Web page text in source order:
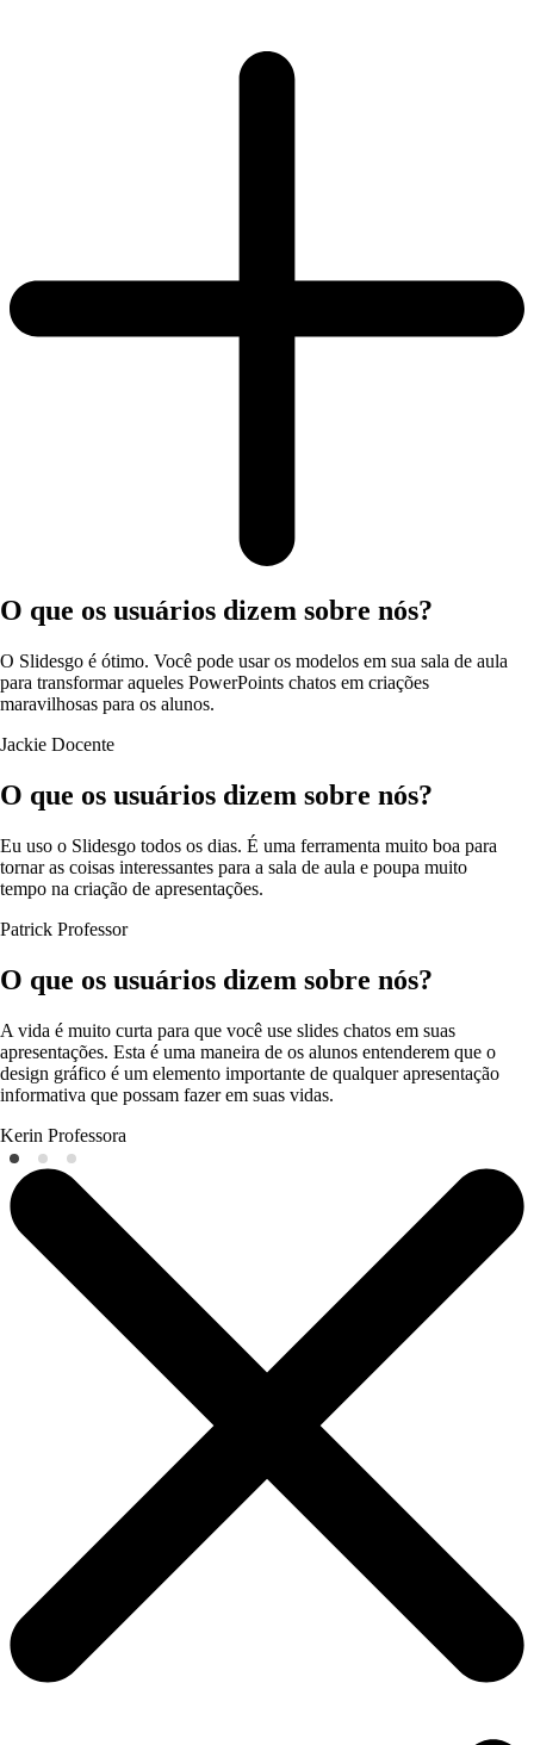
O que os usuários dizem sobre nós?
O Slidesgo é ótimo. Você pode usar os modelos em sua sala de aula
para transformar aqueles PowerPoints chatos em criações
maravilhosas para os alunos.
Jackie Docente
O que os usuários dizem sobre nós?
Eu uso o Slidesgo todos os dias. É uma ferramenta muito boa para
tornar as coisas interessantes para a sala de aula e poupa muito
tempo na criação de apresentações.
Patrick Professor
O que os usuários dizem sobre nós?
A vida é muito curta para que você use slides chatos em suas
apresentações. Esta é uma maneira de os alunos entenderem que o
design gráfico é um elemento importante de qualquer apresentação
informativa que possam fazer em suas vidas.
Kerin Professora